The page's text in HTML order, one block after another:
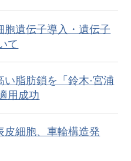
胞遺伝子導入・遺伝子
て
い脂肪鎖を「鈴木-宮浦
用成功
皮細胞、車輪構造発